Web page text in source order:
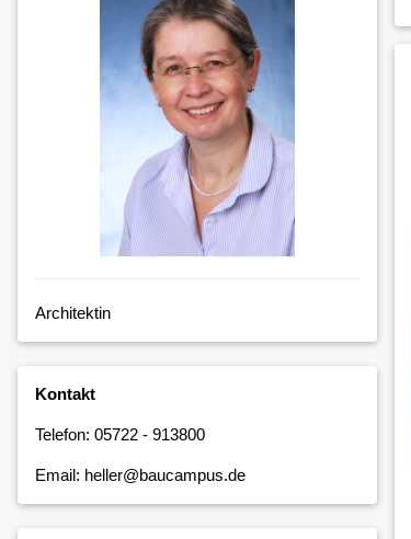
Architektin
Kontakt
Telefon: 05722 - 913800
Email: heller@baucampus.de